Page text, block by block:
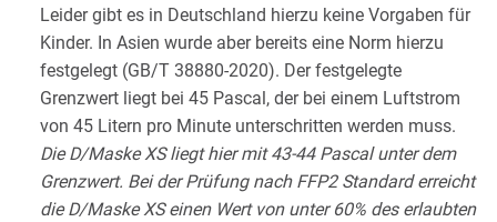
Leider gibt es in Deutschland hierzu keine Vorgaben für
Kinder. In Asien wurde aber bereits eine Norm hierzu
festgelegt (GB/T 38880-2020). Der festgelegte
Grenzwert liegt bei 45 Pascal, der bei einem Luftstrom
von 45 Litern pro Minute unterschritten werden muss.
Die D/Maske XS liegt hier mit 43-44 Pascal unter dem
Grenzwert. Bei der Prüfung nach FFP2 Standard erreicht
die D/Maske XS einen Wert von unter 60% des erlaubten